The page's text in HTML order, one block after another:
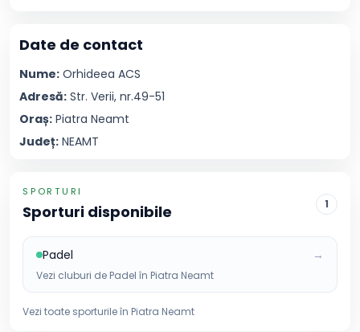
Date de contact
Nume: Orhideea ACS
Adresă: Str. Verii, nr.49-51
Oraș: Piatra Neamt
Județ: NEAMT
SPORTURI
Sporturi disponibile 1
Padel →
Vezi cluburi de Padel în Piatra Neamt
Vezi toate sporturile în Piatra Neamt